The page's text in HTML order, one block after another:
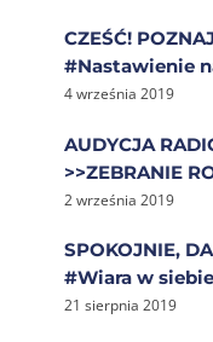
CZEŚĆ!
#Nastawienie
4 września 2019
AUDYCJA
>>ZEBRANIE
2 września 2019
SPOKOJNIE,
#Wiara w siebie
21 sierpnia 2019